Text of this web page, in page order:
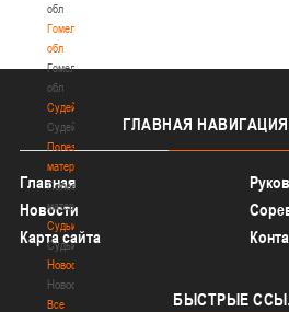
обл
Гомельская
обл
Гомельская
обл
Судейство
Судейство
Полезные
материалы
Полезные
материалы
Судьи
Судьи
Новости
Новости
Все
ГЛАВНАЯ
Главная
Новости
Карта сайта
БЫСТРЫЕ